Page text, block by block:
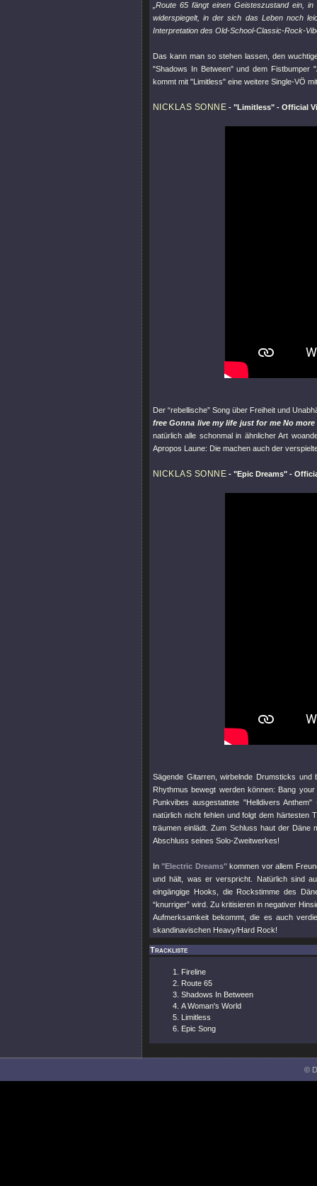
„Route 65 fängt einen Geisteszustand ein,
widerspiegelt, in der sich das Leben noch
Interpretation des Old-School-Classic-Rock-
Das kann man so stehen lassen, den
"Shadows In Between"und dem Fistbumper
kommt mit "Limitless" eine weitere Single-VÖ
NICKLAS SONNE -"Limitless" - Official
Der “rebellische” Song über Freiheit und
free Gonna live my life just for me No
natürlich alle schonmal in ähnlicher Art
Apropos Laune: Die machen auch der
NICKLAS SONNE -"Epic Dreams" -
Sägende Gitarren, wirbelnde Drumsticks
Rhythmus bewegt werden können: Bang
Punkvibes ausgestattete "Helldivers Anthem"
natürlich nicht fehlen und folgt dem
träumen einlädt. Zum Schluss haut der Däne
Abschluss seines Solo-Zweitwerkes!
In"Electric Dreams"kommen vor allem
und hält, was er verspricht. Natürlich sind
eingängige Hooks, die Rockstimme des
“knurriger” wird. Zu kritisieren in negativer
Aufmerksamkeit bekommt, die es auch
skandinavischen Heavy/Hard Rock!
Trackliste
Fireline
Route 65
Shadows In Between
A Woman's World
Limitless
Epic Song
©